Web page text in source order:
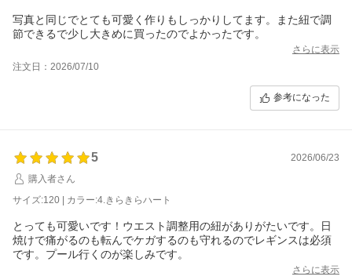
写真と同じでとても可愛く作りもしっかりしてます。また紐で調
節できるで少し大きめに買ったのでよかったです。
さらに表示
注文日：2026/07/10
参考になった
5
2026/06/23
購入者さん
サイズ:120 | カラー:4.きらきらハート
とっても可愛いです！ウエスト調整用の紐がありがたいです。日
焼けで痛がるのも転んでケガするのも守れるのでレギンスは必須
です。プール行くのが楽しみです。
さらに表示